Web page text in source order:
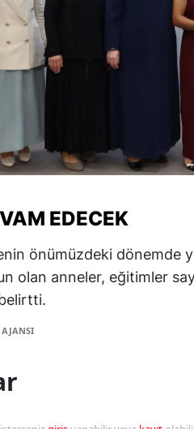
Sakarya
Sinop
Tekirdağ
Tokat
Van
EDECEK
önümüzdeki dönemde
olan anneler, eğitimler